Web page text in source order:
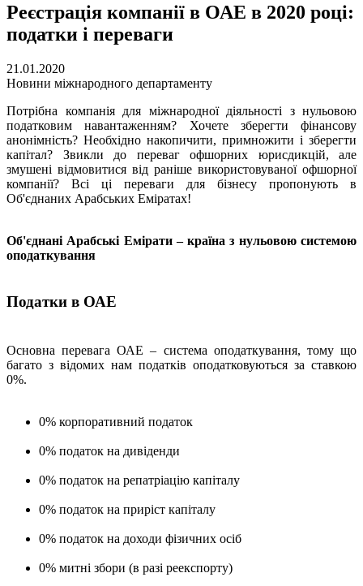
Реєстрація компанії в ОАЕ в 2020 році:
податки і переваги
21.01.2020
Новини міжнародного департаменту
Потрібна компанія для міжнародної діяльності з нульовою
податковим навантаженням? Хочете зберегти фінансову
анонімність? Необхідно накопичити, примножити і зберегти
капітал? Звикли до переваг офшорних юрисдикцій, але
змушені відмовитися від раніше використовуваної офшорної
компанії? Всі ці переваги для бізнесу пропонують в
Об'єднаних Арабських Еміратах!
Об'єднані Арабські Емірати – країна з нульовою системою
оподаткування
Податки в ОАЕ
Основна перевага ОАЕ – система оподаткування, тому що
багато з відомих нам податків оподатковуються за ставкою
0%.
0% корпоративний податок
0% податок на дивіденди
0% податок на репатріацію капіталу
0% податок на приріст капіталу
0% податок на доходи фізичних осіб
0% митні збори (в разі реекспорту)